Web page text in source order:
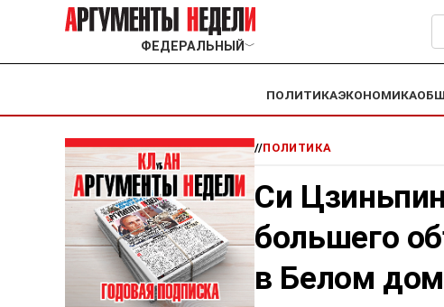
ФЕДЕРАЛЬНЫЙ ﹀
ПОЛИТИКАЭКОНОМИКА
//ПОЛИТИКА
Си
большего
в Белом